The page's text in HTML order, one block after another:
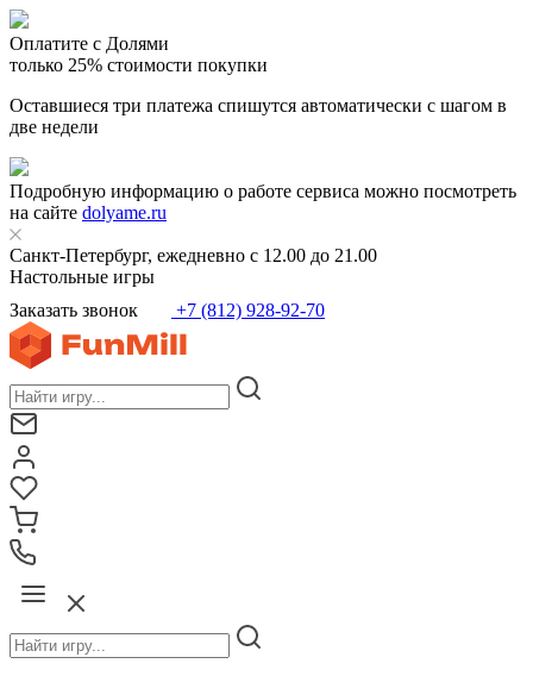
Оплатите с Долями
только 25% стоимости покупки
Оставшиеся три платежа спишутся автоматически с шагом в
две недели
Подробную информацию о работе сервиса можно посмотреть
на сайте dolyame.ru
Санкт-Петербург, ежедневно с 12.00 до 21.00
Настольные игры
Заказать звонок
+7 (812) 928-92-70